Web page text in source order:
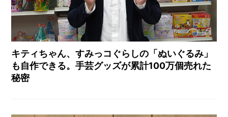
キティちゃん、すみっコぐらしの「ぬいぐるみ」
も自作できる。手芸グッズが累計100万個売れた
秘密